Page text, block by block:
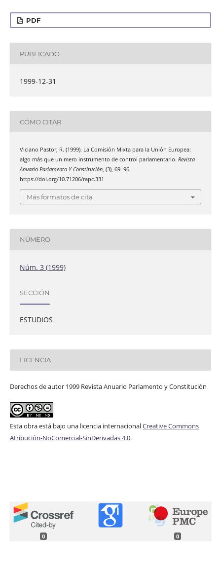
PDF
PUBLICADO
1999-12-31
CÓMO CITAR
Viciano Pastor, R. (1999). La Comisión Mixta para la Unión Europea:
algo más que un mero instrumento de control parlamentario. Revista
Anuario Parlamento Y Constitución, (3), 69–96.
https://doi.org/10.71206/rapc.331
Más formatos de cita
NÚMERO
Núm. 3 (1999)
SECCIÓN
ESTUDIOS
LICENCIA
Derechos de autor 1999 Revista Anuario Parlamento y Constitución
Esta obra está bajo una licencia internacionalCreative Commons
Atribución-NoComercial-SinDerivadas 4.0.
0 0